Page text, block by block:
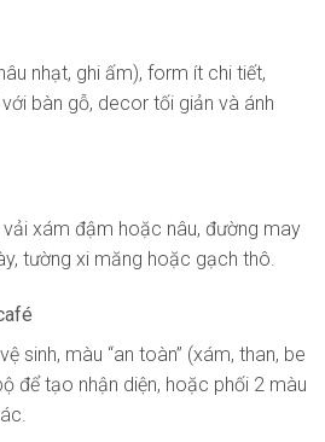
nhạt, ghi ấm), form ít chi tiết,
bàn gỗ, decor tối giản và ánh
vải xám đậm hoặc nâu, đường may
tường xi măng hoặc gạch thô.
sinh, màu “an toàn” (xám, than, be
để tạo nhận diện, hoặc phối 2 màu